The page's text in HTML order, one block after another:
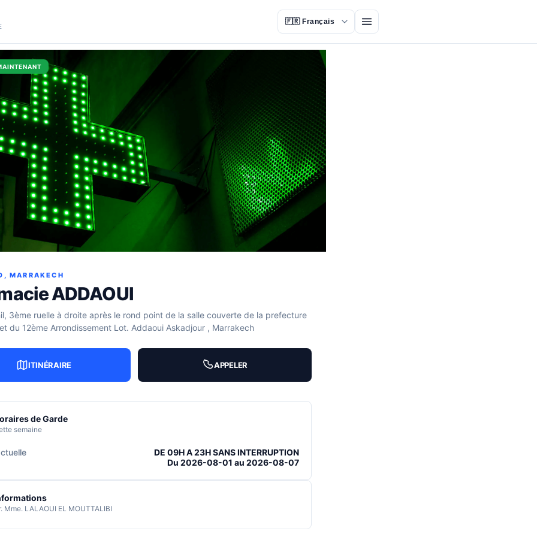
Ouvrir le menu
MARRAKECH
ADDAOUI
3ème ruelle à droite après le rond point de la salle couverte de la prefecture
du 12ème Arrondissement Lot. Addaoui Askadjour , Marrakech
ITINÉRAIRE APPELER
de Garde
semaine
DE 09H A 23H SANS INTERRUPTION
Du 2026-08-01 au 2026-08-07
Mme. LALAOUI EL MOUTTALIBI